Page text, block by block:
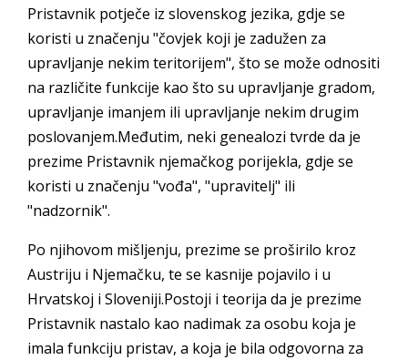
Pristavnik potječe iz slovenskog jezika, gdje se
koristi u značenju "čovjek koji je zadužen za
upravljanje nekim teritorijem", što se može odnositi
na različite funkcije kao što su upravljanje gradom,
upravljanje imanjem ili upravljanje nekim drugim
poslovanjem.Međutim, neki genealozi tvrde da je
prezime Pristavnik njemačkog porijekla, gdje se
koristi u značenju "vođa", "upravitelj" ili
"nadzornik".
Po njihovom mišljenju, prezime se proširilo kroz
Austriju i Njemačku, te se kasnije pojavilo i u
Hrvatskoj i Sloveniji.Postoji i teorija da je prezime
Pristavnik nastalo kao nadimak za osobu koja je
imala funkciju pristav, a koja je bila odgovorna za